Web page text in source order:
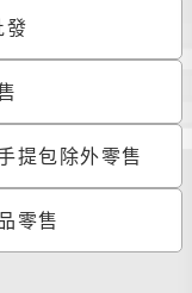
發
提包除外零售
零售